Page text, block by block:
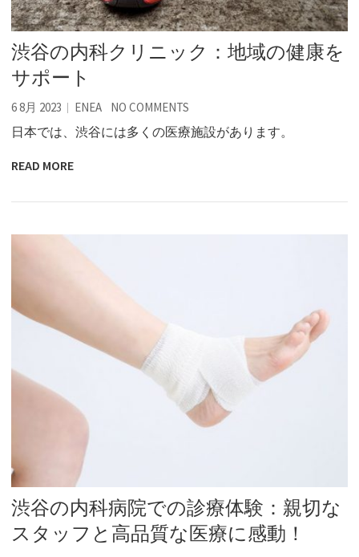
渋谷の内科クリニック：地域の健康を
サポート
6 8月 2023 ENEA NO COMMENTS
日本では、渋谷には多くの医療施設があります。
READ MORE
渋谷の内科病院での診療体験：親切な
スタッフと高品質な医療に感動！